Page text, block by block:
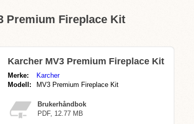
Premium Fireplace Kit
Karcher MV3 Premium Fireplace Kit
Merke:
Karcher
Modell:
MV3 Premium Fireplace Kit
Brukerhåndbok
PDF, 12.77 MB